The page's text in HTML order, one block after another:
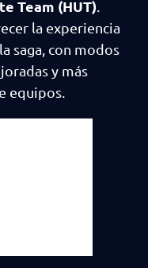
Team (HUT)
la experiencia
saga, con modos
y más
equipos.